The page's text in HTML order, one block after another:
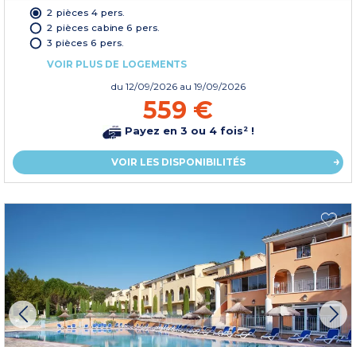
2 pièces 4 pers.
2 pièces cabine 6 pers.
3 pièces 6 pers.
VOIR PLUS DE LOGEMENTS
du 12/09/2026 au 19/09/2026
559 €
Payez en 3 ou 4 fois² !
VOIR LES DISPONIBILITÉS